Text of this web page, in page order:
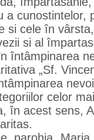
a cunostintelor,
si cele în
si al
întâmpinarea
„Sf.
celor
în acest sens,